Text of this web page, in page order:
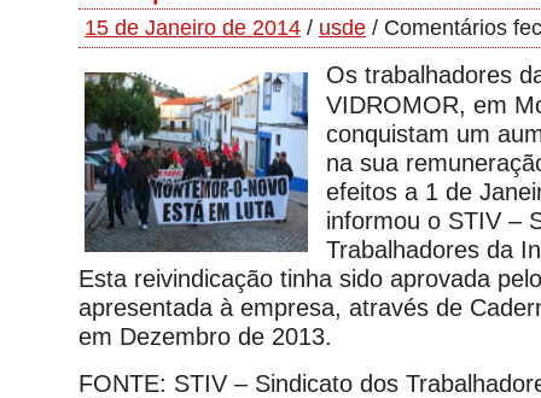
15 de Janeiro de 2014 / usde / Comentários
Os trabalhadores
VIDROMOR, em
conquistam um
na sua
efeitos a 1 de
informou o STIV –
Trabalhadores da
Esta reivindicação tinha sido aprovada
apresentada à empresa, através de
em Dezembro de 2013.
FONTE: STIV – Sindicato dos